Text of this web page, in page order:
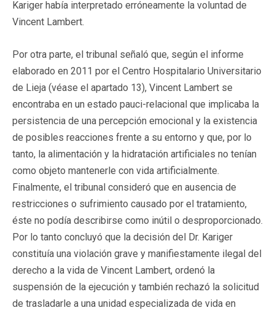
Kariger había interpretado erróneamente la voluntad de
Vincent Lambert.
Por otra parte, el tribunal señaló que, según el informe
elaborado en 2011 por el Centro Hospitalario Universitario
de Lieja (véase el apartado 13), Vincent Lambert se
encontraba en un estado pauci-relacional que implicaba la
persistencia de una percepción emocional y la existencia
de posibles reacciones frente a su entorno y que, por lo
tanto, la alimentación y la hidratación artificiales no tenían
como objeto mantenerle con vida artificialmente.
Finalmente, el tribunal consideró que en ausencia de
restricciones o sufrimiento causado por el tratamiento,
éste no podía describirse como inútil o desproporcionado.
Por lo tanto concluyó que la decisión del Dr. Kariger
constituía una violación grave y manifiestamente ilegal del
derecho a la vida de Vincent Lambert, ordenó la
suspensión de la ejecución y también rechazó la solicitud
de trasladarle a una unidad especializada de vida en